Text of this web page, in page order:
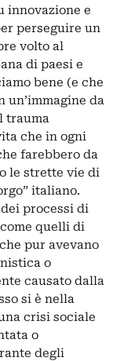
innovazione e
perseguire un
volto al
di paesi e
bene (e che
un’immagine da
trauma
che in ogni
farebbero da
le strette vie di
italiano.
processi di
quelli di
pur avevano
o
causato dalla
si è nella
crisi sociale
o
degli